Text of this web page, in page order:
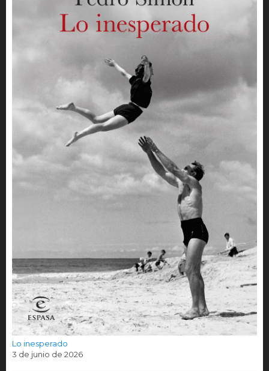
Lo inesperado
3 de junio de 2026